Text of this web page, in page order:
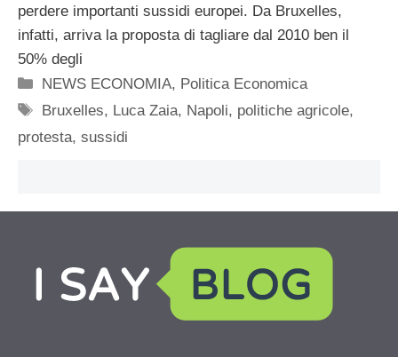
perdere importanti sussidi europei. Da Bruxelles,
infatti, arriva la proposta di tagliare dal 2010 ben il
50% degli
Categorie
NEWS ECONOMIA, Politica Economica
Tag
Bruxelles, Luca Zaia, Napoli, politiche agricole,
protesta, sussidi